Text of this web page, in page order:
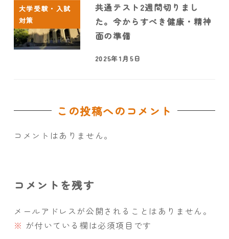
大学受験・入試
対策
共通テスト2週間切りまし
た。今からすべき健康・精神
面の準備
2025年1月5日
この投稿へのコメント
コメントはありません。
コメントを残す
メールアドレスが公開されることはありません。
※ が付いている欄は必須項目です